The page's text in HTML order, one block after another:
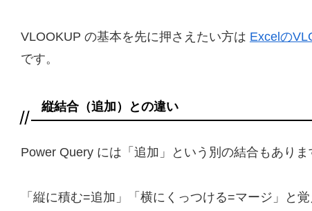
VLOOKUP の基本を先に押さえたい方は Excelの
です。
縦結合（追加）との違い
Power Query には「追加」という別の結合もあり
「縦に積む=追加」「横にくっつける=マージ」と